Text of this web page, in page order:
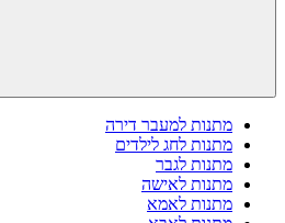
מתנות למעבר דירה
מתנות לחג לילדים
מתנות לגבר
מתנות לאישה
מתנות לאמא